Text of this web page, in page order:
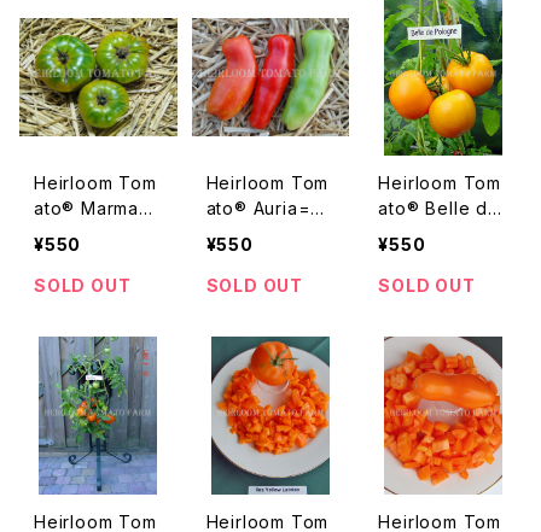
エアルーム・トマ
ト・アーリアナ・
スペシャル
Heirloom Tom
ato® Marmand
e Verte トマト・
テ
¥550
SOLD OUT
Heirloom Tom
ato® Auria=Ze
bava エアルー
ア
¥550
SOLD OUT
Heirloom Tom
ato® Belle de
Pologne エア
ベル・デ・ポロン
¥550
SOLD OUT
Heirloom Tom
Heirloom Tom
Heirloom Tom